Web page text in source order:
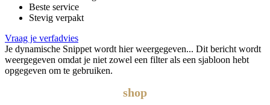
Beste service
Stevig verpakt
Vraag je verfadvies
Je dynamische Snippet wordt hier weergegeven... Dit bericht wordt
weergegeven omdat je niet zowel een filter als een sjabloon hebt
opgegeven om te gebruiken.
shop